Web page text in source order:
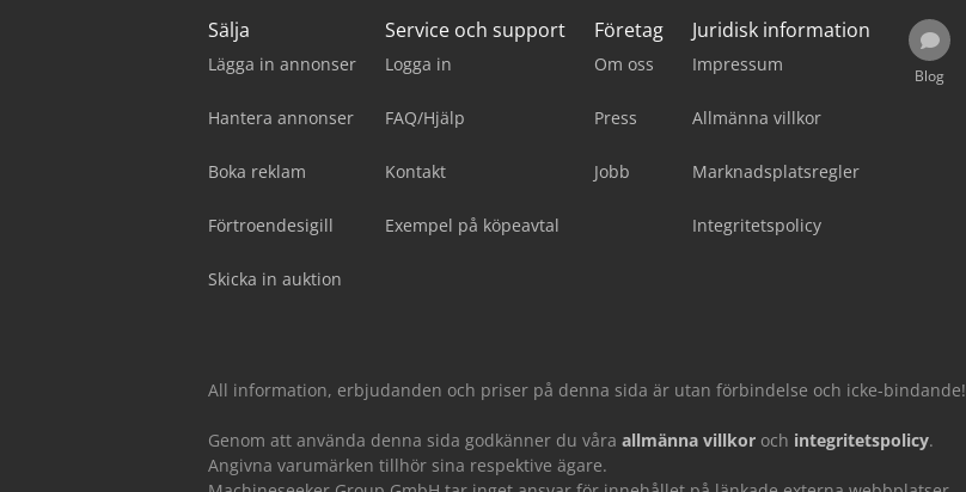
Sälja
Lägga in annonser
Hantera annonser
Boka reklam
Förtroendesigill
Skicka in auktion
Service och support
Logga in
FAQ/Hjälp
Kontakt
Exempel på köpeavtal
Företag
Om oss
Press
Jobb
Juridisk information
Impressum
Allmänna villkor
Marknadsplatsregler
Integritetspolicy
Blog
All information, erbjudanden och priser på denna sida är utan förbindelse och icke-bindande!
Genom att använda denna sida godkänner du våra allmänna villkor och integritetspolicy.
Angivna varumärken tillhör sina respektive ägare.